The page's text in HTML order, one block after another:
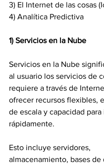
3) El Internet de las cosas
4) Analítica Predictiva
1) Servicios en la Nube
Servicios en la Nube
al usuario los servicios de
requiere a través de
ofrecer recursos flexibles,
de escala y capacidad para
rápidamente.
Esto incluye servidores,
almacenamiento, bases de